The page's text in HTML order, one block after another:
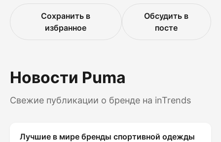
Сохранить в
избранное
Обсудить в
посте
Новости Puma
Свежие публикации о бренде на inTrends
Лучшие в мире бренды спортивной одежды